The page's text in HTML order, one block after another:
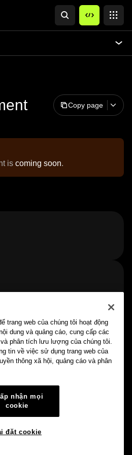
Copy page
is coming soon.
trang web của chúng tôi hoạt động
dung và quảng cáo, cung cấp các
phân tích lưu lượng của chúng tôi.
tin về việc sử dụng trang web của
thông xã hội, quảng cáo và phân
nhận mọi
cookie
đặt cookie